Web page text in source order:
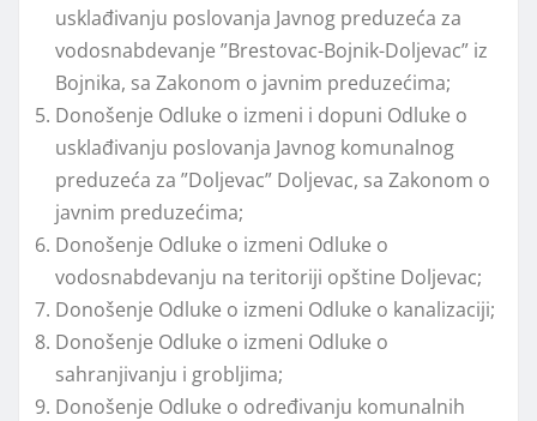
usklađivanju poslovanja Javnog preduzeća za
vodosnabdevanje ”Brestovac-Bojnik-Doljevac” iz
Bojnika, sa Zakonom o javnim preduzećima;
Donošenje Odluke o izmeni i dopuni Odluke o
usklađivanju poslovanja Javnog komunalnog
preduzeća za ”Doljevac” Doljevac, sa Zakonom o
javnim preduzećima;
Donošenje Odluke o izmeni Odluke o
vodosnabdevanju na teritoriji opštine Doljevac;
Donošenje Odluke o izmeni Odluke o kanalizaciji;
Donošenje Odluke o izmeni Odluke o
sahranjivanju i grobljima;
Donošenje Odluke o određivanju komunalnih